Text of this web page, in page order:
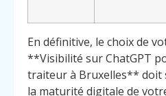
En définitive, le choix de
**Visibilité sur ChatGPT
traiteur à Bruxelles** doit
la maturité digitale de